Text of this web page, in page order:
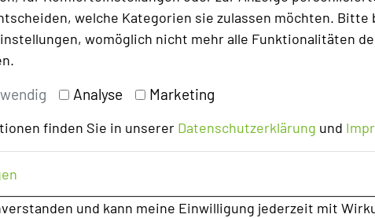
welche Kategorien sie zulassen möchten. Bitte
womöglich nicht mehr alle Funktionalitäten
Analyse Marketing
finden Sie in unserer Datenschutzerklärung und
und kann meine Einwilligung jederzeit mit
Impulse und Ideen für Ihre nächste Veranstaltung.
der Metropolregion Stuttgart und haben